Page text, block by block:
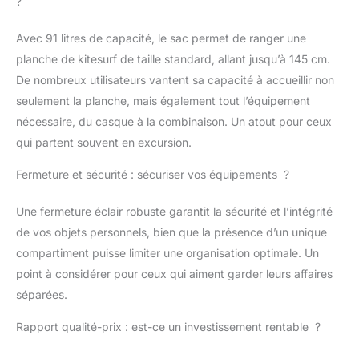
évacuation de
l’humidité
Développement:
développement produit
en Allemagne depuis
2007; contrôle qualité
continu pour une
utilisation fiable
Avec 91 litres de capacité, le sac permet de ranger une
planche de kitesurf de taille standard, allant jusqu’à 145 cm.
De nombreux utilisateurs vantent sa capacité à accueillir non
seulement la planche, mais également tout l’équipement
nécessaire, du casque à la combinaison. Un atout pour ceux
qui partent souvent en excursion.
Fermeture et sécurité : sécuriser vos équipements ?
Une fermeture éclair robuste garantit la sécurité et l’intégrité
de vos objets personnels, bien que la présence d’un unique
compartiment puisse limiter une organisation optimale. Un
point à considérer pour ceux qui aiment garder leurs affaires
séparées.
Rapport qualité-prix : est-ce un investissement rentable ?